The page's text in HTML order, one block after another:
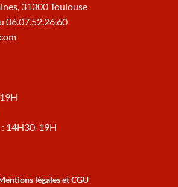
31300 Toulouse
06.07.52.26.60
14H30-19H
légales et CGU